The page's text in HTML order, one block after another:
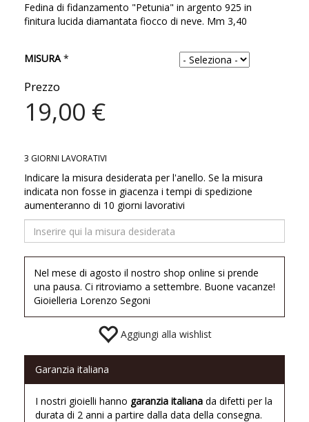
Fedina di fidanzamento "Petunia" in argento 925 in
finitura lucida diamantata fiocco di neve. Mm 3,40
MISURA*
Prezzo
19,00 €
3 GIORNI LAVORATIVI
Indicare la misura desiderata per l'anello. Se la misura
indicata non fosse in giacenza i tempi di spedizione
aumenteranno di 10 giorni lavorativi
Nel mese di agosto il nostro shop online si prende
una pausa. Ci ritroviamo a settembre. Buone vacanze!
Gioielleria Lorenzo Segoni
Aggiungi alla wishlist
Garanzia italiana
I nostri gioielli hanno garanzia italiana da difetti per la
durata di 2 anni a partire dalla data della consegna.